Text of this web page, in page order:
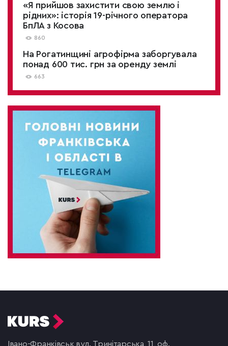
«Я прийшов захистити свою землю і
рідних»: історія 19-річного оператора
БпЛА з Косова
860
На Рогатинщині агрофірма заборгувала
понад 600 тис. грн за оренду землі
663
Івано-Франківськ, вул. Тринітарська, 11, оф.